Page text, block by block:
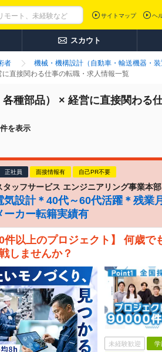
サイトマップ ヘ
スカウト
者 機械・機構設計（自動車・輸送機器・装
直接関わる仕事の転職・求人情報一覧
種部品） × 経営に直接関わる
件を表示
正社員 面接情報有 自己PR不要
タッフサービス エンジニアリング事業本部
気設計＊40代～60代活躍＊残業
ーカー転籍実績有
件以上のプロジェクト】 何歳
しませんか？
未経験歓迎 学